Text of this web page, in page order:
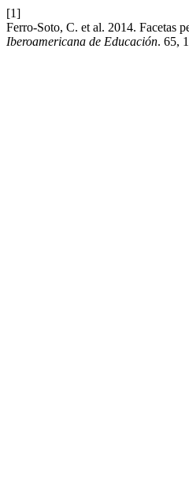
[1]
Ferro-Soto, C. et al. 2014. Facetas
Iberoamericana de Educación. 65,